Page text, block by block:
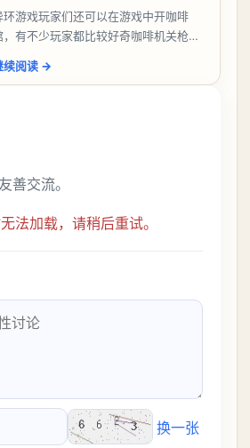
环游戏玩家们还可以在游戏中开咖啡
，有不少玩家都比较好奇咖啡机关枪应
关枪攻略。异环咖啡机关枪怎么过一、
续阅读 →
善交流。
法加载，请稍后重试。
换一张